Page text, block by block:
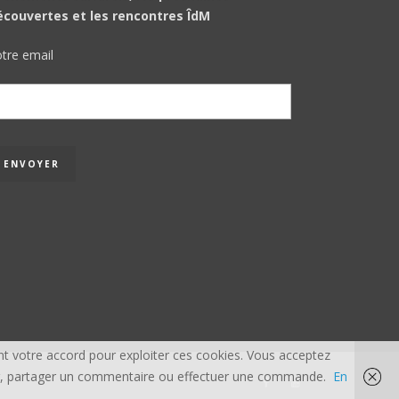
et les rencontres ÎdM
email
votre accord pour exploiter ces cookies. Vous acceptez
un commentaire ou effectuer une commande. En